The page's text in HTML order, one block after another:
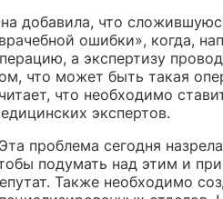
добавила, что
ошибки», когда,
а экспертизу
что может быть такая
что необходимо
экспертов.
проблема сегодня
подумать над этим и
Также необходимо